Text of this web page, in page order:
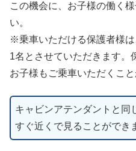
この機会に、お子様の働く
い。
※乗車いただける保護者様
1名とさせていただきます。
お子様もご乗車いただくこと
キャビンアテンダントと同
すぐ近くで見ることができ